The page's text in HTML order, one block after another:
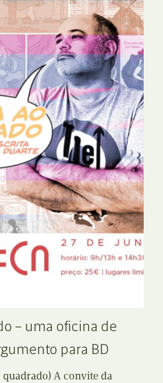
– uma oficina de
para BD
quadrado) A convite da